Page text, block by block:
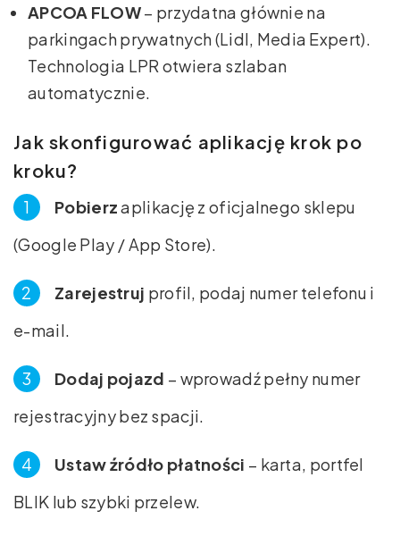
APCOA FLOW– przydatna głównie na
parkingach prywatnych (Lidl, Media Expert).
Technologia LPR otwiera szlaban
automatycznie.
Jak skonfigurować aplikację krok po
kroku?
Pobierzaplikację z oficjalnego sklepu
(Google Play / App Store).
Zarejestruj profil, podaj numer telefonu i
e-mail.
Dodaj pojazd – wprowadź pełny numer
rejestracyjny bez spacji.
Ustaw źródło płatności – karta, portfel
BLIK lub szybki przelew.